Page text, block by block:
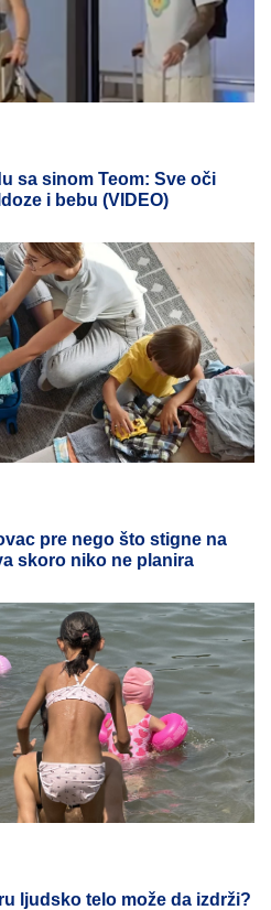
sa sinom Teom: Sve oči
i bebu (VIDEO)
pre nego što stigne na
skoro niko ne planira
ljudsko telo može da izdrži?